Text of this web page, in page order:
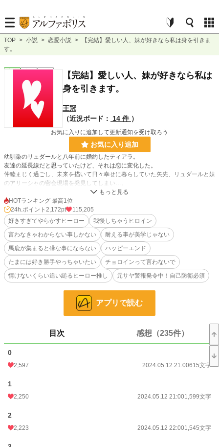
TOP > 小説 > 恋愛小説 >
【完結】愛しい人、妹が好きなら私は身を引きま
す。
恋愛 完結 短編
【完結】愛しい人、妹が好きなら私は
身を引きます。
王冠
（近況ボード：
14 件 ）
お気に入りに追加して更新通知を受け取ろう
お気に入り追加
幼馴染のリュダールと八年前に婚約したティアラ。
友達の延長線だと思っていたけど、それは恋に変化した。
仲睦まじく過ごし、未来を描いて日々幸せに暮らしていた矢先、リュダールと妹
のアリーシャの密会現場を発見してしまい…。
書きながらなので、亀更新です。
どうにか完結に持って行きたい。
ゆるふわ設定につき、我慢がならない場合はそっとページをお閉じ下さい。
小説 606 位 / 228,863 件
357 位 / 66,381 件
2,172 pt
文字数
更新日時
初回公開日時
HOTランキング 最高1位
24h.ポイント 2,172pt
115,205
好きすぎてやらかすヒーロー
我慢しちゃうヒロイン
言わなきゃわからない事しかない
耐える事が美学じゃない
馬鹿が集まると碌な事にならない
ハッピーエンド
たまには好き勝手やっちゃいたい
チョロインって言わないで
情けないくらい追い縋るヒーロー推し
元サヤ警報発令中！自己防衛必須
アプリで読む
目次 感想（235件）
0
2,597 2024.05.12 21:00615文字
1
2,250 2024.05.12 21:001,599文字
2
2,223 2024.05.12 22:001,545文字